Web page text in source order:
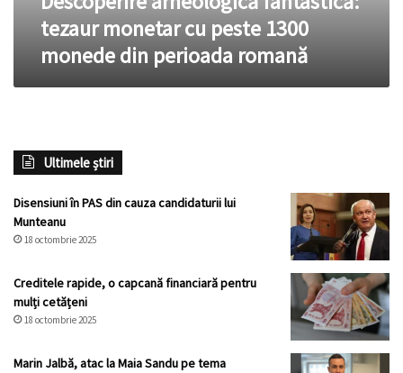
perioada
romanătezaur monetar cu peste 1300
monede din perioada romană
Ultimele știri
Disensiuni în PAS din cauza candidaturii lui
Munteanu
18 octombrie 2025
Creditele rapide, o capcană financiară pentru
mulți cetățeni
18 octombrie 2025
Marin Jalbă, atac la Maia Sandu pe tema